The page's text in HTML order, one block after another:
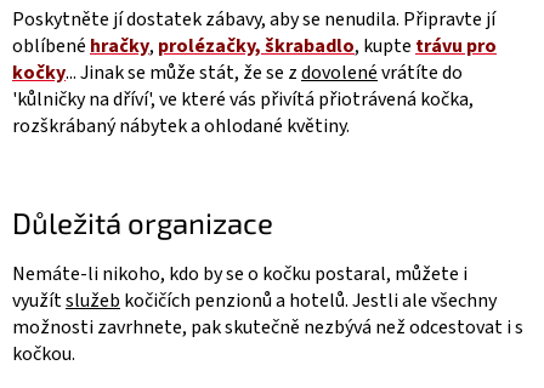
Poskytněte jí dostatek zábavy, aby se nenudila. Připravte jí
oblíbené hračky, prolézačky, škrabadlo, kupte trávu pro
kočky... Jinak se může stát, že se zdovolenévrátíte do
'kůlničky na dříví', ve které vás přivítá přiotrávená kočka,
rozškrábaný nábytek a ohlodané květiny.
Důležitá organizace
Nemáte-li nikoho, kdo by se o kočku postaral, můžete i
využítslužeb kočičích penzionů a hotelů. Jestli ale všechny
možnosti zavrhnete, pak skutečně nezbývá než odcestovat i s
kočkou.